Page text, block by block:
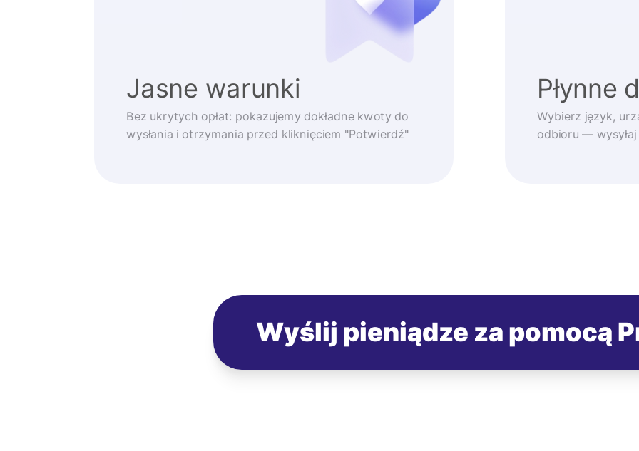
Jasne warunki
Bez ukrytych opłat: pokazujemy dokładne kwoty do
wysłania i otrzymania przed kliknięciem "Potwierdź"
Płynne
Wybierz język,
odbioru —
Wyślij pieniądze za pomocą